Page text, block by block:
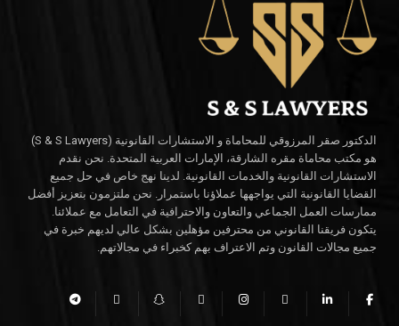
الدكتور صقر المرزوقي للمحاماة و الاستشارات القانونية (S & S Lawyers)
هو مكتب محاماة مقره الشارقة، الإمارات العربية المتحدة. نحن نقدم
الاستشارات القانونية والخدمات القانونية. لدينا نهج خاص في حل جميع
القضايا القانونية التي يواجهها عملاؤنا باستمرار. نحن ملتزمون بتعزيز أفضل
ممارسات العمل الجماعي والتعاون والاحترافية في التعامل مع عملائنا.
يتكون فريقنا القانوني من محترفين مؤهلين بشكل عالي لديهم خبرة في
جميع مجالات القانون وتم الاعتراف بهم كخبراء في مجالاتهم.